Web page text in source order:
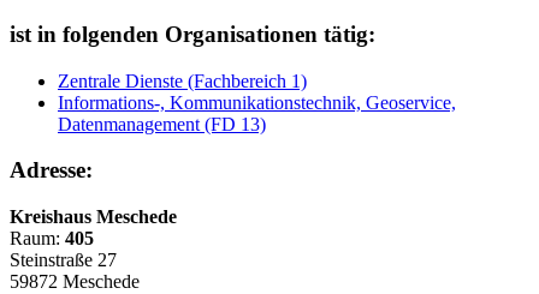
ist in folgenden Organisationen tätig:
Zentrale Dienste (Fachbereich 1)
Informations-, Kommunikationstechnik, Geoservice,
Datenmanagement (FD 13)
Adresse:
Kreishaus Meschede
Raum: 405
Steinstraße 27
59872 Meschede